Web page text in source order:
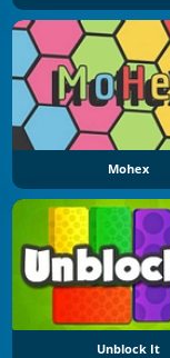
Mohex
Unblock It